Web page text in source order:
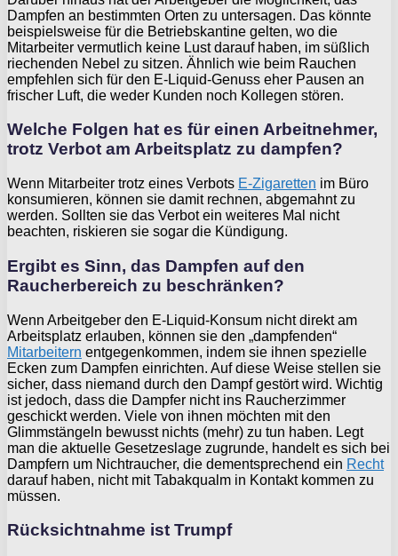
Dampfen an bestimmten Orten zu untersagen. Das könnte
beispielsweise für die Betriebskantine gelten, wo die
Mitarbeiter vermutlich keine Lust darauf haben, im süßlich
riechenden Nebel zu sitzen. Ähnlich wie beim Rauchen
empfehlen sich für den E-Liquid-Genuss eher Pausen an
frischer Luft, die weder Kunden noch Kollegen stören.
Welche Folgen hat es für einen Arbeitnehmer,
trotz Verbot am Arbeitsplatz zu dampfen?
Wenn Mitarbeiter trotz eines Verbots E-Zigaretten im Büro
konsumieren, können sie damit rechnen, abgemahnt zu
werden. Sollten sie das Verbot ein weiteres Mal nicht
beachten, riskieren sie sogar die Kündigung.
Ergibt es Sinn, das Dampfen auf den
Raucherbereich zu beschränken?
Wenn Arbeitgeber den E-Liquid-Konsum nicht direkt am
Arbeitsplatz erlauben, können sie den „dampfenden“
Mitarbeitern entgegenkommen, indem sie ihnen spezielle
Ecken zum Dampfen einrichten. Auf diese Weise stellen sie
sicher, dass niemand durch den Dampf gestört wird. Wichtig
ist jedoch, dass die Dampfer nicht ins Raucherzimmer
geschickt werden. Viele von ihnen möchten mit den
Glimmstängeln bewusst nichts (mehr) zu tun haben. Legt
man die aktuelle Gesetzeslage zugrunde, handelt es sich bei
Dampfern um Nichtraucher, die dementsprechend ein Recht
darauf haben, nicht mit Tabakqualm in Kontakt kommen zu
müssen.
Rücksichtnahme ist Trumpf